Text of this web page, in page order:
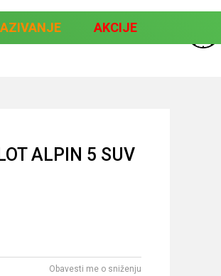
AKCIJE
ALPIN 5 SUV
Obavesti me o sniženju